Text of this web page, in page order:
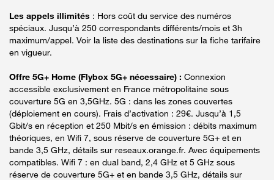
Les appels illimités : Hors coût du service des numéros
spéciaux. Jusqu’à 250 correspondants différents/mois et 3h
maximum/appel. Voir la liste des destinations sur la fiche tarifaire
en vigueur.
Offre 5G+ Home (Flybox 5G+ nécessaire) : Connexion
accessible exclusivement en France métropolitaine sous
couverture 5G en 3,5GHz. 5G : dans les zones couvertes
(déploiement en cours). Frais d’activation : 29€. Jusqu’à 1,5
Gbit/s en réception et 250 Mbit/s en émission : débits maximum
théoriques, en Wifi 7, sous réserve de couverture 5G+ et en
bande 3,5 GHz, détails sur reseaux.orange.fr. Avec équipements
compatibles. Wifi 7 : en dual band, 2,4 GHz et 5 GHz sous
réserve de couverture 5G+ et en bande 3,5 GHz, détails sur